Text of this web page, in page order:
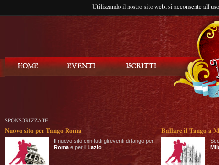
Utilizzando il nostro sito web, si acconsente
SPONSORIZZATE
Nuovo sito per Tango Roma
Il nuovo sito con tutti gli eventi di tango per
Roma e per il Lazio
Ballare il Tango a